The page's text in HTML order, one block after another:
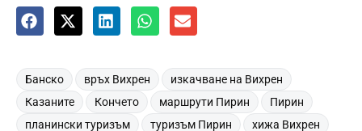
Банско връх Вихрен изкачване на Вихрен
Казаните Кончето маршрути Пирин Пирин
планински туризъм туризъм Пирин хижа Вихрен